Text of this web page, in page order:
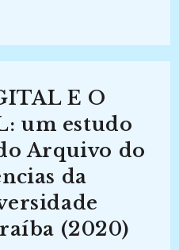
E O
um estudo
Arquivo do
da
(2020)